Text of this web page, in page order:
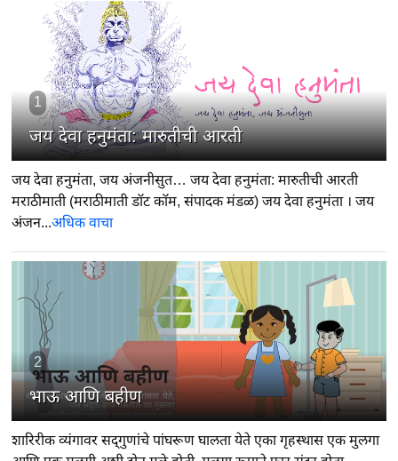
1
जय देवा हनुमंता: मारुतीची आरती
जय देवा हनुमंता, जय अंजनीसुत… जय देवा हनुमंता: मारुतीची आरती
मराठीमाती (मराठीमाती डॉट कॉम, संपादक मंडळ) जय देवा हनुमंता । जय
अंजन...अधिक वाचा
2
भाऊ आणि बहीण
शारिरीक व्यंगावर सद्‍गुणांचे पांघरूण घालता येते एका गृहस्थास एक मुलगा